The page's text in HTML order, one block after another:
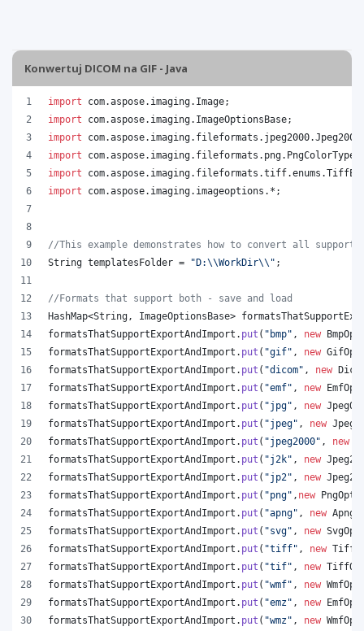
Konwertuj DICOM na GIF - Java
import com.aspose. imaging. Image;
import
com.aspose. imaging. ImageOptionsBase;
import
com.aspose. imaging. fileformats . jpeg2000.
import
com.aspose. imaging. fileformats . png. PngColorType
import
com.aspose. imaging. fileformats .tiff.enums .
import
com.aspose. imaging. imageoptions .*;
//This example demonstrates how to convert all
String templatesFolder = "D:\\WorkDir\\ " ;
//Formats that support both - save and load
HashMap<String , ImageOptionsBase>
formatsThatSupportExportAndImport . put ( "bmp" , new
formatsThatSupportExportAndImport . put ( "gif" , new
formatsThatSupportExportAndImport . put ( "dicom" , new
formatsThatSupportExportAndImport . put ( "emf" , new
formatsThatSupportExportAndImport . put ( "jpg" , new
formatsThatSupportExportAndImport . put ( "jpeg" , new
formatsThatSupportExportAndImport . put ( "jpeg2000" , new
formatsThatSupportExportAndImport . put ( "j2k" , new
formatsThatSupportExportAndImport . put ( "jp2" , new
formatsThatSupportExportAndImport . put ( "png" , new
formatsThatSupportExportAndImport . put ( "apng" , new
formatsThatSupportExportAndImport . put ( "svg" , new
formatsThatSupportExportAndImport . put ( "tiff" , new
formatsThatSupportExportAndImport . put ( "tif" , new
formatsThatSupportExportAndImport . put ( "wmf" , new
formatsThatSupportExportAndImport . put ( "emz" , new
formatsThatSupportExportAndImport . put ( "wmz" , new